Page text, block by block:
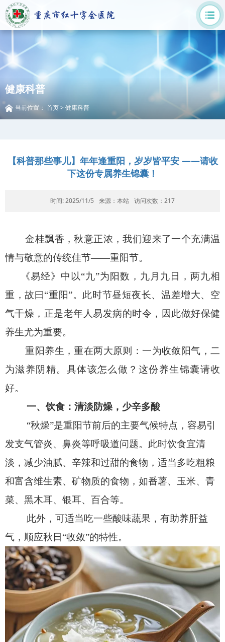
健康科普
当前位置： 首页>健康科普
【科普那些事儿】年年逢重阳，岁岁皆平安 ——请收
下这份专属养生锦囊！
时间: 2025/11/5 来源：本站 访问次数： 217
金桂飘香，秋意正浓，我们迎来了一个充满温
情与敬意的传统佳节——重阳节。
《易经》中以“九”为阳数，九月九日，两九相
重，故曰“重阳”。此时节昼短夜长、温差增大、空
气干燥，正是老年人易发病的时令，因此做好保健
养生尤为重要。
重阳养生，重在两大原则：一为收敛阳气，二
为滋养阴精。具体该怎么做？这份养生锦囊请收
好。
一、饮食：清淡防燥，少辛多酸
“秋燥”是重阳节前后的主要气候特点，容易引
发支气管炎、鼻炎等呼吸道问题。此时饮食宜清
淡，减少油腻、辛辣和过甜的食物，适当多吃粗粮
和富含维生素、矿物质的食物，如番薯、玉米、青
菜、黑木耳、银耳、百合等。
此外，可适当吃一些酸味蔬果，有助养肝益
气，顺应秋日 “收敛”的特性。